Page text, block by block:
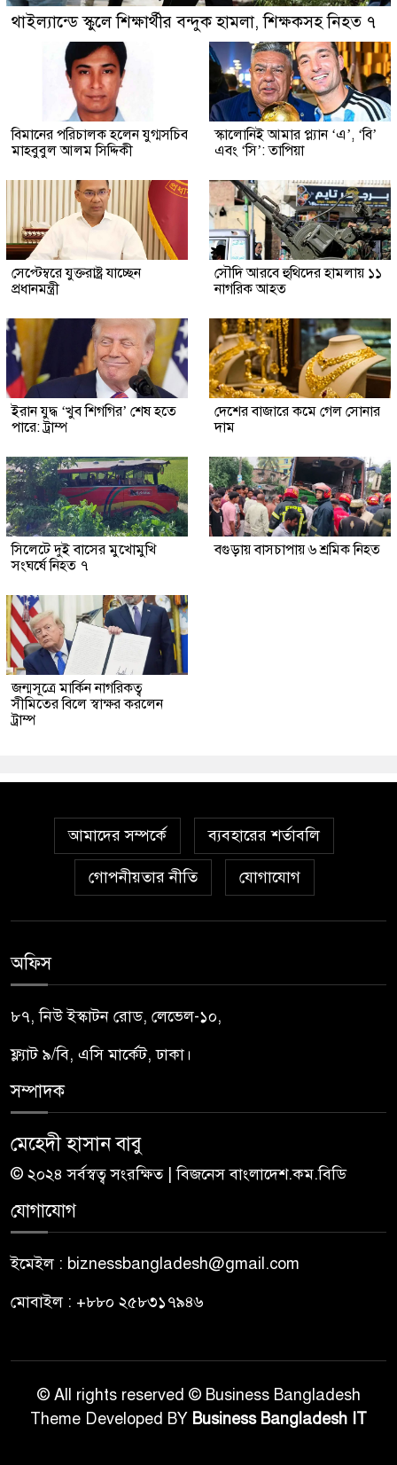
থাইল্যান্ডে স্কুলে শিক্ষার্থীর বন্দুক হামলা, শিক্ষকসহ নিহত ৭
বিমানের পরিচালক হলেন যুগ্মসচিব
মাহবুবুল আলম সিদ্দিকী
স্কালোনিই আমার প্ল্যান ‘এ’, ‘বি’
এবং ‘সি’: তাপিয়া
সেপ্টেম্বরে যুক্তরাষ্ট্র যাচ্ছেন
প্রধানমন্ত্রী
সৌদি আরবে হুথিদের হামলায় ১১
নাগরিক আহত
ইরান যুদ্ধ ‘খুব শিগগির’ শেষ হতে
পারে: ট্রাম্প
দেশের বাজারে কমে গেল সোনার
দাম
সিলেটে দুই বাসের মুখোমুখি
সংঘর্ষে নিহত ৭
বগুড়ায় বাসচাপায় ৬ শ্রমিক নিহত
জন্মসূত্রে মার্কিন নাগরিকত্ব
সীমিতের বিলে স্বাক্ষর করলেন
ট্রাম্প
আমাদের সম্পর্কে ব্যবহারের শর্তাবলি
গোপনীয়তার নীতি যোগাযোগ
অফিস
৮৭, নিউ ইস্কাটন রোড, লেভেল-১০,
ফ্ল্যাট ৯/বি, এসি মার্কেট, ঢাকা।
সম্পাদক
মেহেদী হাসান বাবু
© ২০২৪ সর্বস্বত্ব সংরক্ষিত | বিজনেস বাংলাদেশ.কম.বিডি
যোগাযোগ
ইমেইল : biznessbangladesh@gmail.com
মোবাইল : +৮৮০ ২৫৮৩১৭৯৪৬
© All rights reserved © Business Bangladesh
Theme Developed BY Business Bangladesh IT